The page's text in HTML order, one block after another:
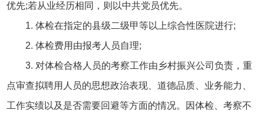
优先;若从业经历相同，则以中共党员优先。
1. 体检在指定的县级二级甲等以上综合性医院进行;
2. 体检费用由报考人员自理;
3. 对体检合格人员的考察工作由乡村振兴公司负责，重
点审查拟聘用人员的思想政治表现、道德品质、业务能力、
工作实绩以及是否需要回避等方面的情况。因体检、考察不